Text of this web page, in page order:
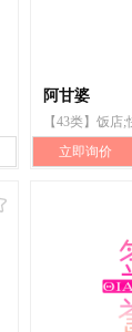
阿甘婆
【43类】饭店
立即询价